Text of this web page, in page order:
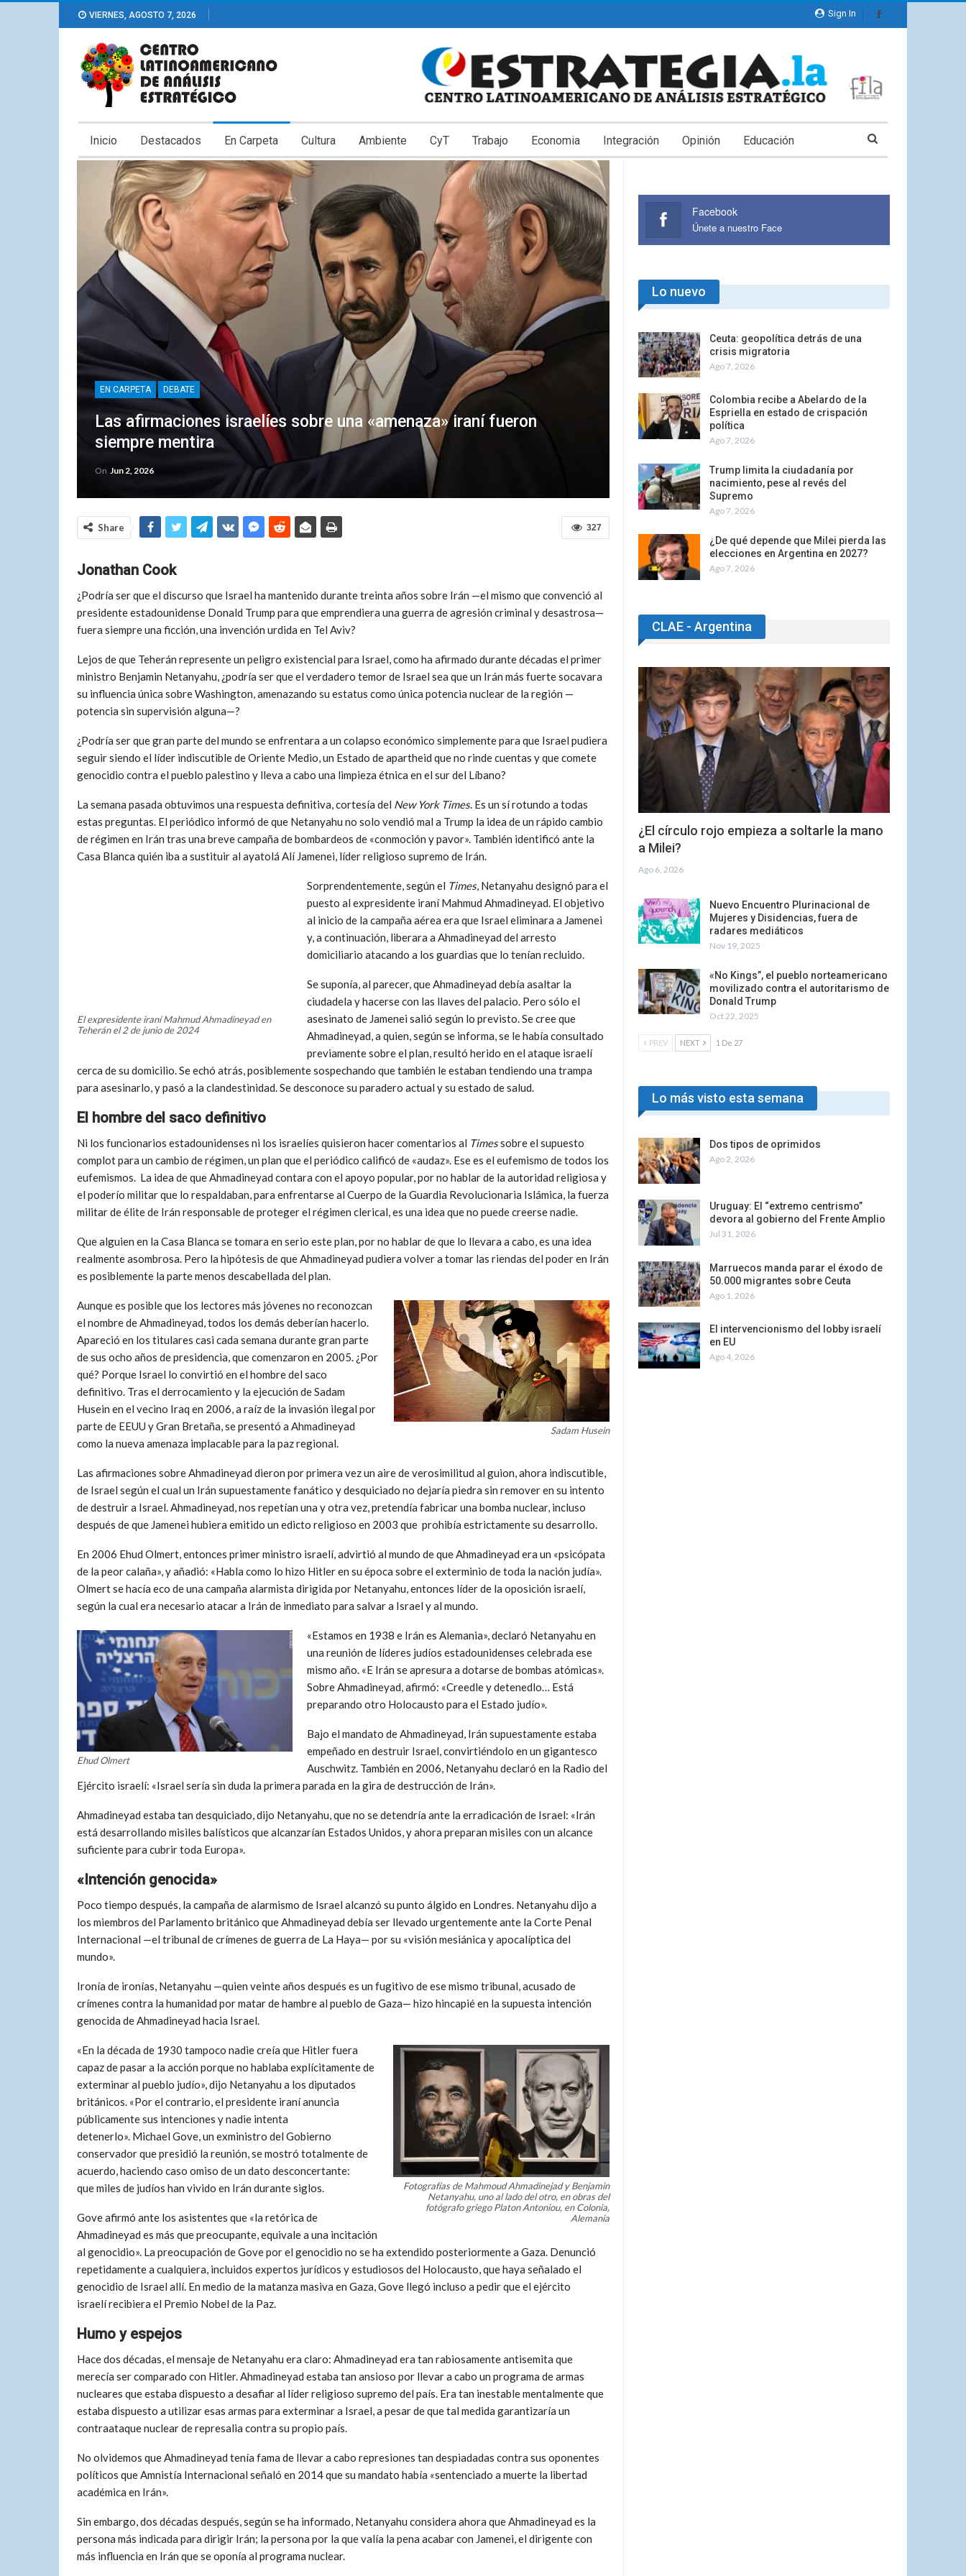
Sign In
VIERNES, AGOSTO 7, 2026
Inicio Destacados En Carpeta Cultura Ambiente CyT Trabajo Economia Integración Opinión Educación
EN CARPETA DEBATE
Las afirmaciones israelíes sobre una «amenaza» iraní fueron
siempre mentira
On Jun 2, 2026
327
Share
Jonathan Cook
¿Podría ser que el discurso que Israel ha mantenido durante treinta años sobre Irán —el mismo que convenció al
presidente estadounidense Donald Trump para que emprendiera una guerra de agresión criminal y desastrosa—
fuera siempre una ficción, una invención urdida en Tel Aviv?
Lejos de que Teherán represente un peligro existencial para Israel, como ha afirmado durante décadas el primer
ministro Benjamin Netanyahu, ¿podría ser que el verdadero temor de Israel sea que un Irán más fuerte socavara
su influencia única sobre Washington, amenazando su estatus como única potencia nuclear de la región —
potencia sin supervisión alguna—?
¿Podría ser que gran parte del mundo se enfrentara a un colapso económico simplemente para que Israel pudiera
seguir siendo el líder indiscutible de Oriente Medio, un Estado de apartheid que no rinde cuentas y que comete
genocidio contra el pueblo palestino y lleva a cabo una limpieza étnica en el sur del Líbano?
La semana pasada obtuvimos una respuesta definitiva, cortesía del New York Times. Es un sí rotundo a todas
estas preguntas. El periódico informó de que Netanyahu no solo vendió mal a Trump la idea de un rápido cambio
de régimen en Irán tras una breve campaña de bombardeos de «conmoción y pavor». También identificó ante la
Casa Blanca quién iba a sustituir al ayatolá Alí Jamenei, líder religioso supremo de Irán.
El expresidente iraní Mahmud Ahmadineyad en
Teherán el 2 de junio de 2024
Sorprendentemente, según el Times, Netanyahu designó para el
puesto al expresidente iraní Mahmud Ahmadineyad. El objetivo
al inicio de la campaña aérea era que Israel eliminara a Jamenei
y, a continuación, liberara a Ahmadineyad del arresto
domiciliario atacando a los guardias que lo tenían recluido.
Se suponía, al parecer, que Ahmadineyad debía asaltar la
ciudadela y hacerse con las llaves del palacio. Pero sólo el
asesinato de Jamenei salió según lo previsto. Se cree que
Ahmadineyad, a quien, según se informa, se le había consultado
previamente sobre el plan, resultó herido en el ataque israelí
cerca de su domicilio. Se echó atrás, posiblemente sospechando que también le estaban tendiendo una trampa
para asesinarlo, y pasó a la clandestinidad. Se desconoce su paradero actual y su estado de salud.
El hombre del saco definitivo
Ni los funcionarios estadounidenses ni los israelíes quisieron hacer comentarios al Timessobre el supuesto
complot para un cambio de régimen, un plan que el periódico calificó de «audaz». Ese es el eufemismo de todos los
eufemismos. La idea de que Ahmadineyad contara con el apoyo popular, por no hablar de la autoridad religiosa y
el poderío militar que lo respaldaban, para enfrentarse al Cuerpo de la Guardia Revolucionaria Islámica, la fuerza
militar de élite de Irán responsable de proteger el régimen clerical, es una idea que no puede creerse nadie.
Que alguien en la Casa Blanca se tomara en serio este plan, por no hablar de que lo llevara a cabo, es una idea
realmente asombrosa. Pero la hipótesis de que Ahmadineyad pudiera volver a tomar las riendas del poder en Irán
es posiblemente la parte menos descabellada del plan.
Sadam Husein
Aunque es posible que los lectores más jóvenes no reconozcan
el nombre de Ahmadineyad, todos los demás deberían hacerlo.
Apareció en los titulares casi cada semana durante gran parte
de sus ocho años de presidencia, que comenzaron en 2005. ¿Por
qué? Porque Israel lo convirtió en el hombre del saco
definitivo. Tras el derrocamiento y la ejecución de Sadam
Husein en el vecino Iraq en 2006, a raíz de la invasión ilegal por
parte de EEUU y Gran Bretaña, se presentó a Ahmadineyad
como la nueva amenaza implacable para la paz regional.
Las afirmaciones sobre Ahmadineyad dieron por primera vez un aire de verosimilitud al guion, ahora indiscutible,
de Israel según el cual un Irán supuestamente fanático y desquiciado no dejaría piedra sin remover en su intento
de destruir a Israel. Ahmadineyad, nos repetían una y otra vez, pretendía fabricar una bomba nuclear, incluso
después de que Jamenei hubiera emitido un edicto religioso en 2003 que prohibía estrictamente su desarrollo.
En 2006 Ehud Olmert, entonces primer ministro israelí, advirtió al mundo de que Ahmadineyad era un «psicópata
de la peor calaña», y añadió: «Habla como lo hizo Hitler en su época sobre el exterminio de toda la nación judía».
Olmert se hacía eco de una campaña alarmista dirigida por Netanyahu, entonces líder de la oposición israelí,
según la cual era necesario atacar a Irán de inmediato para salvar a Israel y al mundo.
Ehud Olmert
«Estamos en 1938 e Irán es Alemania», declaró Netanyahu en
una reunión de líderes judíos estadounidenses celebrada ese
mismo año. «E Irán se apresura a dotarse de bombas atómicas».
Sobre Ahmadineyad, afirmó: «Creedle y detenedlo… Está
preparando otro Holocausto para el Estado judío».
Bajo el mandato de Ahmadineyad, Irán supuestamente estaba
empeñado en destruir Israel, convirtiéndolo en un gigantesco
Auschwitz. También en 2006, Netanyahu declaró en la Radio del
Ejército israelí: «Israel sería sin duda la primera parada en la gira de destrucción de Irán».
Ahmadineyad estaba tan desquiciado, dijo Netanyahu, que no se detendría ante la erradicación de Israel: «Irán
está desarrollando misiles balísticos que alcanzarían Estados Unidos, y ahora preparan misiles con un alcance
suficiente para cubrir toda Europa».
«Intención genocida»
Poco tiempo después, la campaña de alarmismo de Israel alcanzó su punto álgido en Londres. Netanyahu dijo a
los miembros del Parlamento británico que Ahmadineyad debía ser llevado urgentemente ante la Corte Penal
Internacional —el tribunal de crímenes de guerra de La Haya— por su «visión mesiánica y apocalíptica del
mundo».
Ironía de ironías, Netanyahu —quien veinte años después es un fugitivo de ese mismo tribunal, acusado de
crímenes contra la humanidad por matar de hambre al pueblo de Gaza— hizo hincapié en la supuesta intención
genocida de Ahmadineyad hacia Israel.
Fotografías de Mahmoud Ahmadinejad y Benjamin
Netanyahu, uno al lado del otro, en obras del
fotógrafo griego Platon Antoniou, en Colonia,
Alemania
«En la década de 1930 tampoco nadie creía que Hitler fuera
capaz de pasar a la acción porque no hablaba explícitamente de
exterminar al pueblo judío», dijo Netanyahu a los diputados
británicos. «Por el contrario, el presidente iraní anuncia
públicamente sus intenciones y nadie intenta
detenerlo». Michael Gove, un exministro del Gobierno
conservador que presidió la reunión, se mostró totalmente de
acuerdo, haciendo caso omiso de un dato desconcertante:
que miles de judíos han vivido en Irán durante siglos.
Gove afirmó ante los asistentes que «la retórica de
Ahmadineyad es más que preocupante, equivale a una incitación
al genocidio». La preocupación de Gove por el genocidio no se ha extendido posteriormente a Gaza. Denunció
repetidamente a cualquiera, incluidos expertos jurídicos y estudiosos del Holocausto, que haya señalado el
genocidio de Israel allí. En medio de la matanza masiva en Gaza, Gove llegó incluso a pedir que el ejército
israelí recibiera el Premio Nobel de la Paz.
Humo y espejos
Hace dos décadas, el mensaje de Netanyahu era claro: Ahmadineyad era tan rabiosamente antisemita que
merecía ser comparado con Hitler. Ahmadineyad estaba tan ansioso por llevar a cabo un programa de armas
nucleares que estaba dispuesto a desafiar al líder religioso supremo del país. Era tan inestable mentalmente que
estaba dispuesto a utilizar esas armas para exterminar a Israel, a pesar de que tal medida garantizaría un
contraataque nuclear de represalia contra su propio país.
No olvidemos que Ahmadineyad tenía fama de llevar a cabo represiones tan despiadadas contra sus oponentes
políticos que Amnistía Internacional señaló en 2014 que su mandato había «sentenciado a muerte la libertad
académica en Irán».
Sin embargo, dos décadas después, según se ha informado, Netanyahu considera ahora que Ahmadineyad es la
persona más indicada para dirigir Irán; la persona por la que valía la pena acabar con Jamenei, el dirigente con
más influencia en Irán que se oponía al programa nuclear.
Facebook
Únete a nuestro Face
Lo nuevo
Ceuta: geopolítica detrás de una
crisis migratoria
Ago 7, 2026
Colombia recibe a Abelardo de la
Espriella en estado de crispación
política
Ago 7, 2026
Trump limita la ciudadanía por
nacimiento, pese al revés del
Supremo
Ago 7, 2026
¿De qué depende que Milei pierda las
elecciones en Argentina en 2027?
Ago 7, 2026
CLAE - Argentina
¿El círculo rojo empieza a soltarle la mano
a Milei?
Ago 6, 2026
Nuevo Encuentro Plurinacional de
Mujeres y Disidencias, fuera de
radares mediáticos
Nov 19, 2025
«No Kings”, el pueblo norteamericano
movilizado contra el autoritarismo de
Donald Trump
Oct 22, 2025
PREV NEXT 1 De 27
Lo más visto esta semana
Dos tipos de oprimidos
Ago 2, 2026
Uruguay: El “extremo centrismo”
devora al gobierno del Frente Amplio
Jul 31, 2026
Marruecos manda parar el éxodo de
50.000 migrantes sobre Ceuta
Ago 1, 2026
El intervencionismo del lobby israelí
en EU
Ago 4, 2026